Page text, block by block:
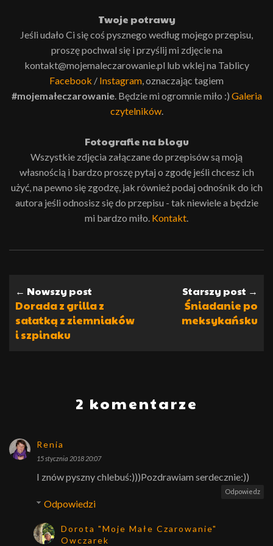
Twoje potrawy
Jeśli udało Ci się coś pysznego według mojego przepisu,
proszę pochwal się i przyślij mi zdjęcie na
kontakt@mojemaleczarowanie.pl lub wklej na Tablicy
Facebook / Instagram , oznaczając tagiem
#mojemałeczarowanie. Będzie mi ogromnie miło :) Galeria
czytelników.
Fotografie na blogu
Wszystkie zdjęcia załączane do przepisów są moją
własnością i bardzo proszę pytaj o zgodę jeśli chcesz ich
użyć, na pewno się zgodzę, jak również podaj odnośnik do ich
autora jeśli odnosisz się do przepisu - tak niewiele a będzie
mi bardzo miło. Kontakt
← Nowszy post
Dorada z grilla z
sałatką z ziemniaków
i szpinaku
Starszy post →
Śniadanie po
meksykańsku
2 komentarze
Renia
15 stycznia 2018 20:07
I znów pyszny chlebuś:)))Pozdrawiam serdecznie:))
Odpowiedz
Odpowiedzi
Dorota "Moje Małe Czarowanie"
Owczarek